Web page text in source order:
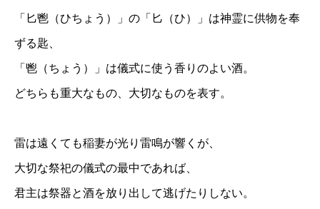
「匕鬯（ひちょう）」の「匕（ひ）」は神霊に供物を奉
ずる匙、
「鬯（ちょう）」は儀式に使う香りのよい酒。
どちらも重大なもの、大切なものを表す。
雷は遠くても稲妻が光り雷鳴が響くが、
大切な祭祀の儀式の最中であれば、
君主は祭器と酒を放り出して逃げたりしない。